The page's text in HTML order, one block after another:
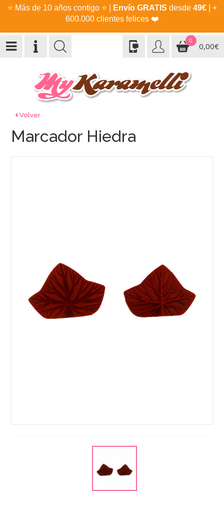
⭐ Más de 10 años contigo ⭐ Envío GRATIS desde 49€| +
600.000 clientes felices ❤️
0
0,00€
Volver
Marcador Hiedra